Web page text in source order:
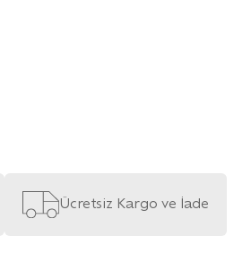
Ücretsiz Kargo ve İade